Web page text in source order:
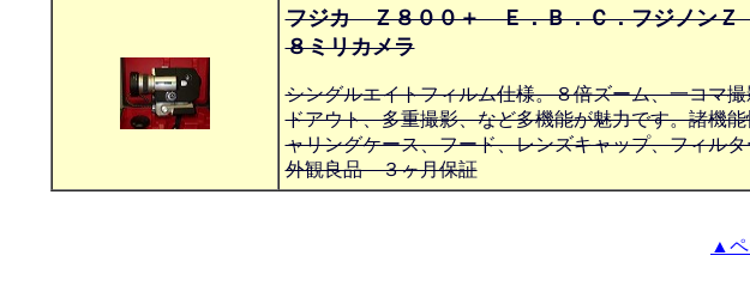
フジカ Ｚ８００＋ Ｅ．Ｂ．Ｃ．フジノンＺ
８ミリカメラ
シングルエイトフィルム仕様。８倍ズーム、一コマ
ドアウト、多重撮影、など多機能が魅力です。諸機
ャリングケース、フード、レンズキャップ、フィル
外観良品 ３ヶ月保証
▲ペ